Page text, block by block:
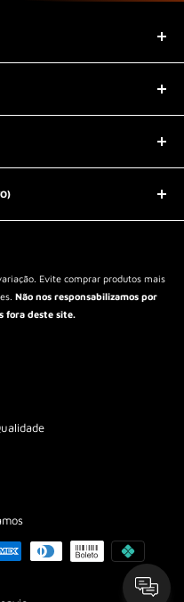
SUA PRIMEIRA COMPRA!
Evite comprar produtos mais
Não nos responsabilizamos por
fora deste site.